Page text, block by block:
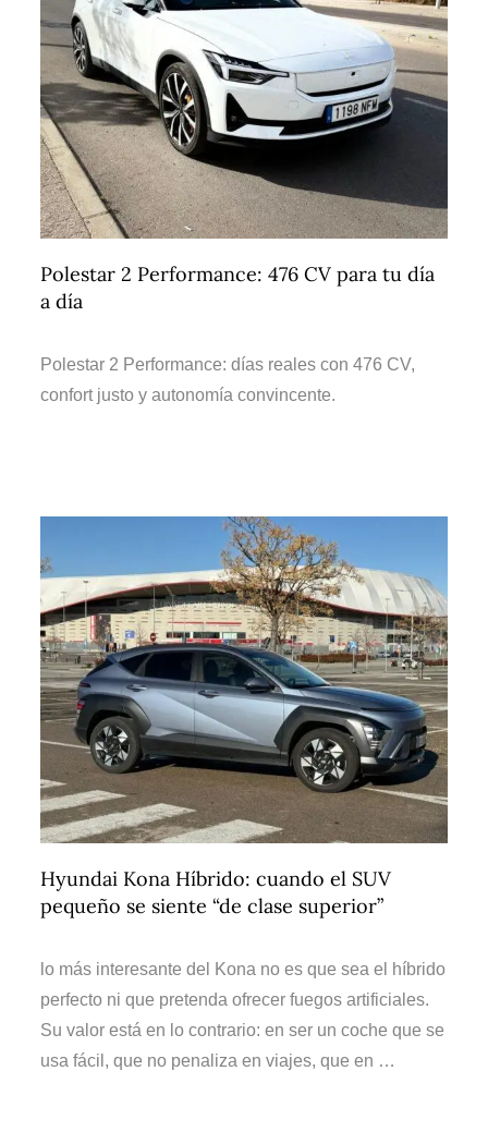
Polestar 2 Performance: 476 CV para tu día
a día
Polestar 2 Performance: días reales con 476 CV,
confort justo y autonomía convincente.
Hyundai Kona Híbrido: cuando el SUV
pequeño se siente “de clase superior”
lo más interesante del Kona no es que sea el híbrido
perfecto ni que pretenda ofrecer fuegos artificiales.
Su valor está en lo contrario: en ser un coche que se
usa fácil, que no penaliza en viajes, que en …